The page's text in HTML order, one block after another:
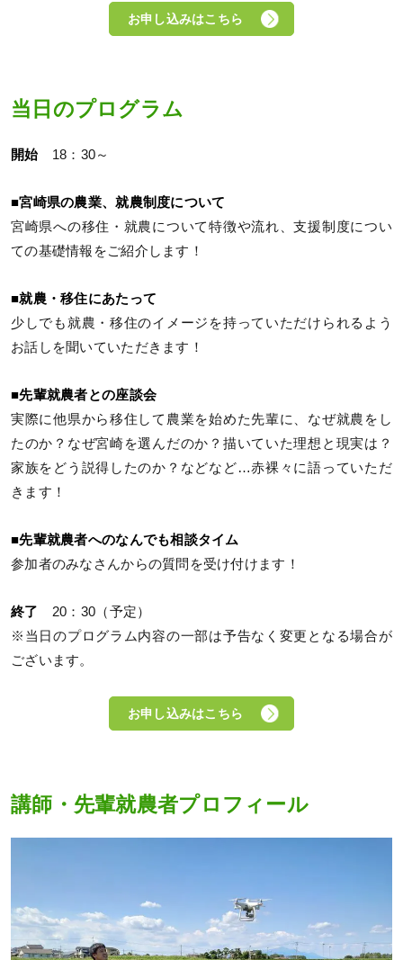
お申し込みはこちら
当日のプログラム
開始 18：30～
■宮崎県の農業、就農制度について
宮崎県への移住・就農について特徴や流れ、支援制度につい
ての基礎情報をご紹介します！
■就農・移住にあたって
少しでも就農・移住のイメージを持っていただけられるよう
お話しを聞いていただきます！
■先輩就農者との座談会
実際に他県から移住して農業を始めた先輩に、なぜ就農をし
たのか？なぜ宮崎を選んだのか？描いていた理想と現実は？
家族をどう説得したのか？などなど…赤裸々に語っていただ
きます！
■先輩就農者へのなんでも相談タイム
参加者のみなさんからの質問を受け付けます！
終了 20：30（予定）
※当日のプログラム内容の一部は予告なく変更となる場合が
ございます。
お申し込みはこちら
講師・先輩就農者プロフィール